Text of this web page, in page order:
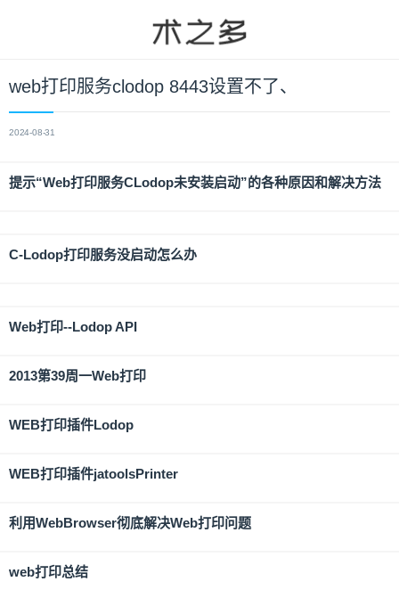
web打印服务clodop 8443设置不了、
2024-08-31
提示“Web打印服务CLodop未安装启动”的各种原因和解决方法
C-Lodop打印服务没启动怎么办
Web打印--Lodop API
2013第39周一Web打印
WEB打印插件Lodop
WEB打印插件jatoolsPrinter
利用WebBrowser彻底解决Web打印问题
web打印总结